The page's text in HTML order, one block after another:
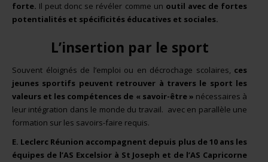
forte. Il peut donc se révéler comme un outil avec de fortes
potentialités et spécificités éducatives et sociales.
L’insertion par le sport
Souvent éloignés de l’emploi ou en décrochage scolaires, ces
jeunes sportifs peuvent retrouver à travers le sport les
valeurs et les compétences de « savoir-être » nécessaires à
leur intégration dans le monde du travail. avec en parallèle une
formation sur les savoirs-faire requis.
E. Leclerc Réunion accompagnent depuis plus de 10 ans les
équipes de l’AS Excelsior à St Joseph et de l’AS Capricorne